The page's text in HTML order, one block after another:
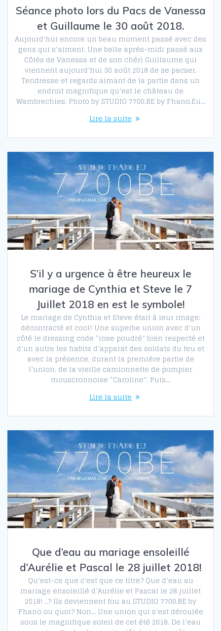
Séance photo lors du Pacs de Vanessa
et Guillaume le 30 août 2018.
Aujourd’hui encore un beau moment passé avec des
gens qui s’aiment. Une belle après-midi passé aux
Côtés de Vanessa et de son chéri Guillaume qui
viennent aujourd’hui 30 août 2018 de se pacser.
Tendresse et regards aimant de la partie dans un
endroit magnifique qu’est le château de
Wambrechies. Photo by STUDIO 7700.BE by Fhano.Eu…
Lire la suite
S’il y a urgence à être heureux le
mariage de Cynthia et Steve le 7
Juillet 2018 en est le symbole!
Le mariage de Cynthia et Steve était à leur image:
décontracté et cool! Une superbe union avec d’un
côté le dressing code “rose poudré” bien respecté et
d’un autre les habits d’apparat des soldats du feu et
avec la présence, durant la première partie de
l’union, de la vieille camionnette de pompier
mouscronnoise “Caroline”. Puis…
Lire la suite
Que d’eau au mariage ensoleillé
d’Aurélie et Pascal le 28 juillet 2018!
Qu’est-ce que c’est que ce titre? Que d’eau au
mariage ensoleillé d’Aurélie et Pascal le 28 juillet
2018! ..? Ils deviennent fou au STUDIO 7700.BE by
Fhano ou quoi? Non… Une union qui s’est déroulée
sous le magnifique soleil de cet été 2018. De l’eau